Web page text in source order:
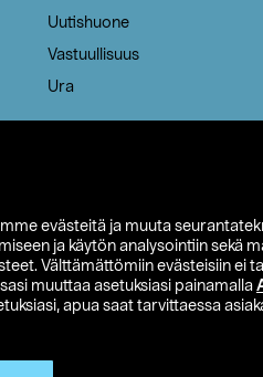
evästeitä ja muuta
ja käytön analysointiin sekä
Välttämättömiin evästeisiin ei
muuttaa asetuksiasi painamalla
apua saat tarvittaessa
Uutishuone
Vastuullisuus
Ura